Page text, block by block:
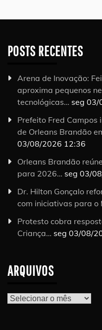
POSTS RECENTES
Arena de Inovação:
aproxima pequenos
tecnológicas… seg
Prefeito Fred Campos
de Orleans Brandão
03/08/2026 12:36
Orleans Brandão
para 2026… seg 03/
Dr. Hilton Gonçalo
com iniciativas para o
Protesto cobra
Criança… seg 03/08/
ARQUIVOS
Arquivos